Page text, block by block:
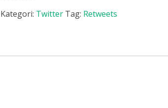
Kategori: Twitter Tag: Retweets